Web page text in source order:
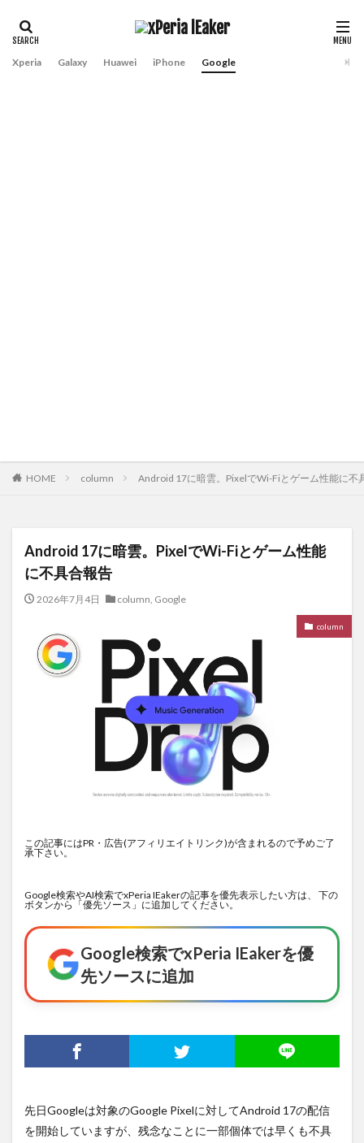
Xperia Galaxy Huawei iPhone Google
HOME column Android 17に暗雲。PixelでWi-Fiとゲーム性能に不
Android 17に暗雲。PixelでWi-Fiとゲーム性能
に不具合報告
2026年7月4日 column, Google
column
この記事にはPR・広告(アフィリエイトリンク)が含まれるので予めご了
承下さい。
Google検索やAI検索でxPeria IEakerの記事を優先表示したい方は、 下の
ボタンから「優先ソース」に追加してください。
Google検索でxPeria IEakerを優
先ソースに追加
先日Googleは対象のGoogle Pixelに対してAndroid 17の配信
を開始していますが、残念なことに一部個体では早くも不具